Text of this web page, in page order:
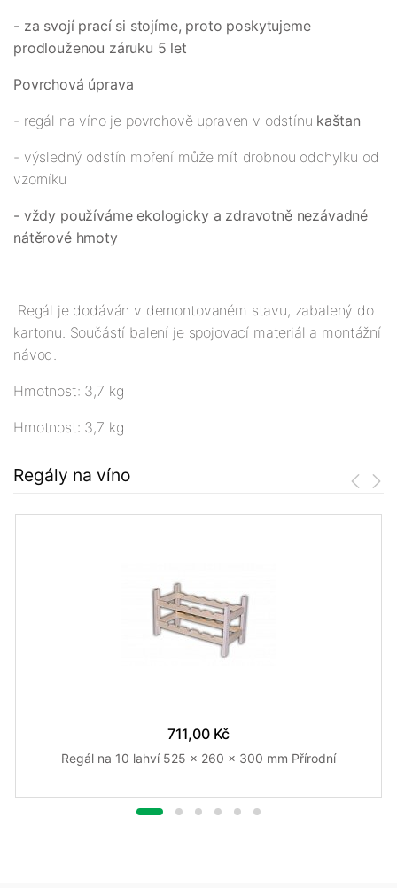
- za svojí prací si stojíme, proto poskytujeme
prodlouženou záruku 5 let
Povrchová úprava
- regál na víno je povrchově upraven v odstínu kaštan
- výsledný odstín moření může mít drobnou odchylku od
vzorníku
- vždy používáme ekologicky a zdravotně nezávadné
nátěrové hmoty
Regál je dodáván v demontovaném stavu, zabalený do
kartonu. Součástí balení je spojovací materiál a montážní
návod.
Hmotnost: 3,7 kg
Hmotnost: 3,7 kg
Regály na víno
711,00 Kč
Regál na 10 lahví 525 x 260 x 300 mm Přírodní